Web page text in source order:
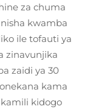
za chuma
kwamba
ile tofauti ya
zinavunjika
zaidi ya 30
kama
kidogo